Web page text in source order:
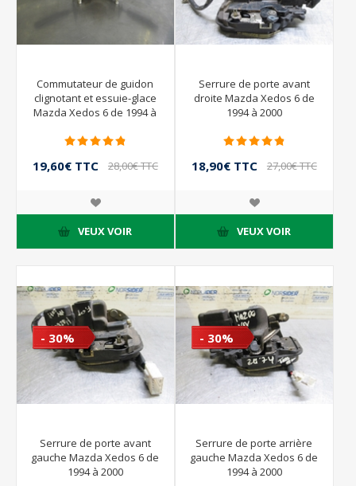
Commutateur de guidon
clignotant et essuie-glace
Mazda Xedos 6 de 1994 à
19,60€ TTC 28,00€ TTC
VEUX VOIR
Serrure de porte avant
droite Mazda Xedos 6 de
1994 à 2000
18,90€ TTC 27,00€ TTC
VEUX VOIR
- 30%
Serrure de porte avant
gauche Mazda Xedos 6 de
1994 à 2000
- 30%
Serrure de porte arrière
gauche Mazda Xedos 6 de
1994 à 2000